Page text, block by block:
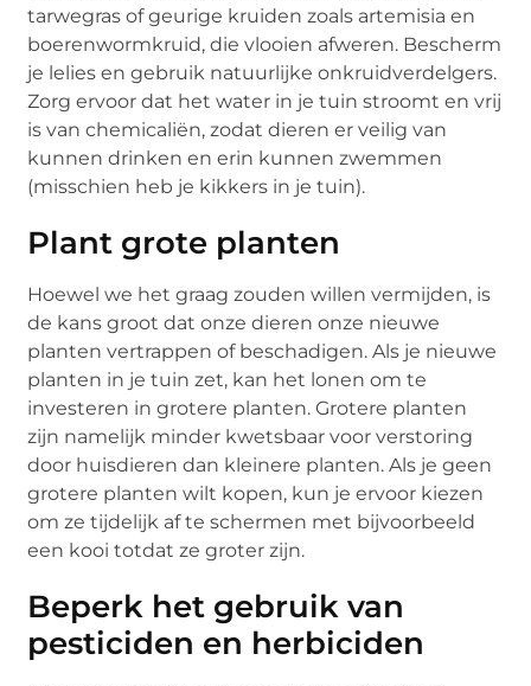
tarwegras of geurige kruiden zoals artemisia en
boerenwormkruid, die vlooien afweren. Bescherm
je lelies en gebruik natuurlijke onkruidverdelgers.
Zorg ervoor dat het water in je tuin stroomt en vrij
is van chemicaliën, zodat dieren er veilig van
kunnen drinken en erin kunnen zwemmen
(misschien heb je kikkers in je tuin).
Plant grote planten
Hoewel we het graag zouden willen vermijden, is
de kans groot dat onze dieren onze nieuwe
planten vertrappen of beschadigen. Als je nieuwe
planten in je tuin zet, kan het lonen om te
investeren in grotere planten. Grotere planten
zijn namelijk minder kwetsbaar voor verstoring
door huisdieren dan kleinere planten. Als je geen
grotere planten wilt kopen, kun je ervoor kiezen
om ze tijdelijk af te schermen met bijvoorbeeld
een kooi totdat ze groter zijn.
Beperk het gebruik van
pesticiden en herbiciden